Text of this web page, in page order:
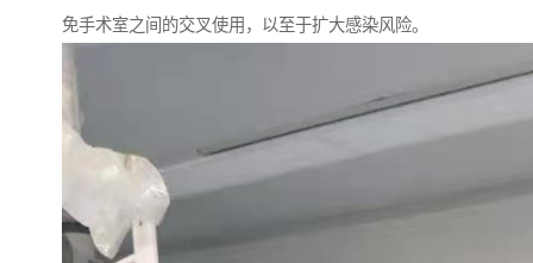
免手术室之间的交叉使用，以至于扩大感染风险。